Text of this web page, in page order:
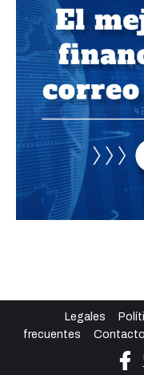
Legales
frecuentes
Contacto